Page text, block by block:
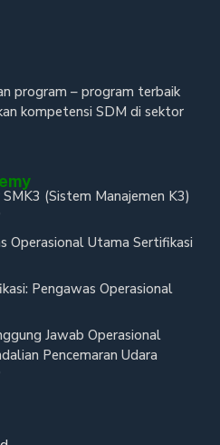
program – program terbaik
kompetensi SDM di sektor
(Sistem Manajemen K3)
Operasional Utama Sertifikasi
Pengawas Operasional
Jawab Operasional
Pencemaran Udara